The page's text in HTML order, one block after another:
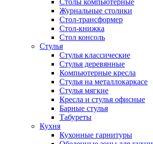
Столы компьютерные
Журнальные столики
Стол-трансформер
Стол-книжка
Стол консоль
Стулья
Стулья классические
Стулья деревянные
Компьютерные кресла
Стулья на металлокаркасе
Стулья мягкие
Кресла и стулья офисные
Барные стулья
Табуреты
Кухня
Кухонные гарнитуры